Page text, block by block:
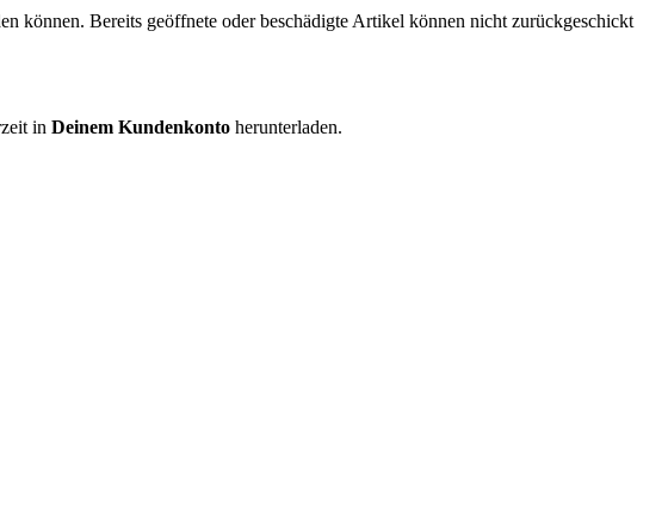
können. Bereits geöffnete oder beschädigte Artikel können nicht zurückgeschickt
in Deinem Kundenkonto herunterladen.